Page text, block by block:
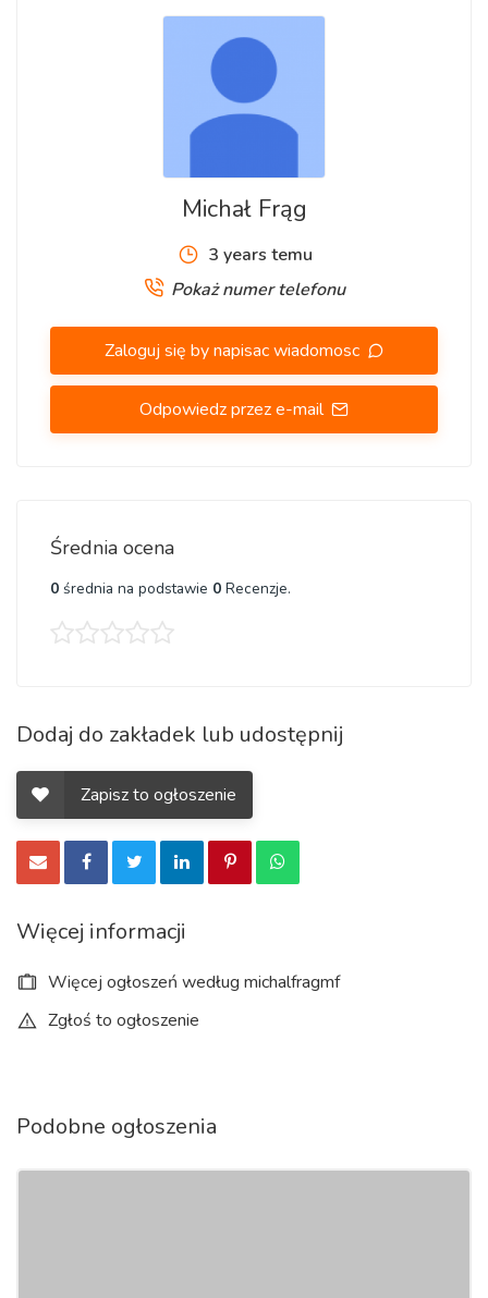
Michał Frąg
3 years temu
Pokaż numer telefonu
Zaloguj się by napisac wiadomosc
Odpowiedz przez e-mail
Średnia ocena
0 średnia na podstawie 0 Recenzje.
Dodaj do zakładek lub udostępnij
Zapisz to ogłoszenie
Więcej informacji
Więcej ogłoszeń według michalfragmf
Zgłoś to ogłoszenie
Podobne ogłoszenia